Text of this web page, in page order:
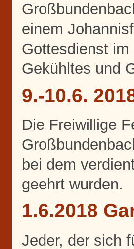
einem
Gottesdienst
Gekühltes und
9.-10.6.
Die Freiwillige
bei dem
geehrt wurden.
1.6.2018
Jeder, der sich